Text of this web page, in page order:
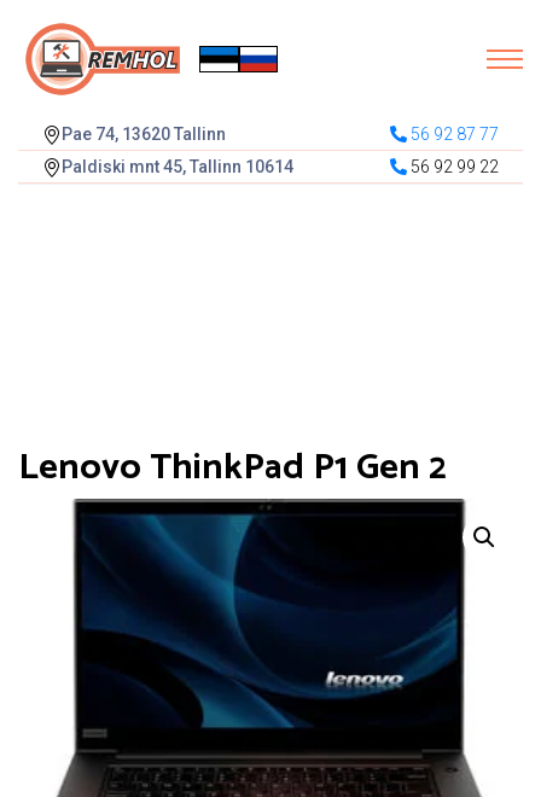
Pae 74, 13620 Tallinn
56 92 87 77
Paldiski mnt 45, Tallinn 10614
56 92 99 22
Lenovo ThinkPad P1 Gen 2